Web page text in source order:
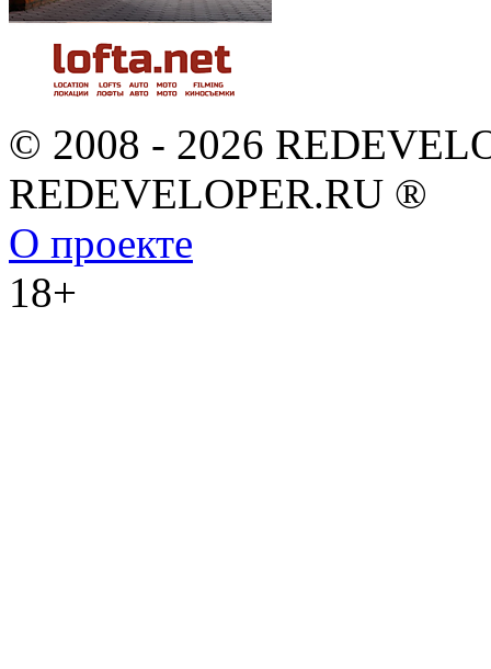
© 2008 - 2026
REDEVELOPER.RU ®
О проекте
18+